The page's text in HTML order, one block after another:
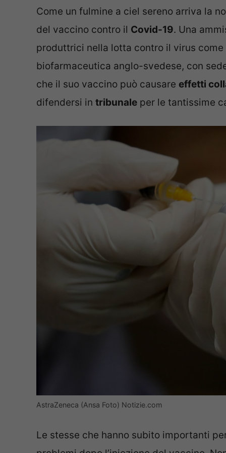
Come un fulmine a ciel sereno arriva la
del vaccino contro il Covid-19. Una
produttrici nella lotta contro il virus come
biofarmaceutica anglo-svedese, con
che il suo vaccino può causare effetti
difendersi in tribunale per le tantissime
AstraZeneca (Ansa Foto) Notizie.com
Le stesse che hanno subito importanti